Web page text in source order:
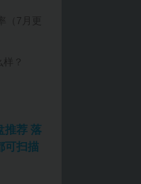
（7月更
？
推荐 落
可扫描